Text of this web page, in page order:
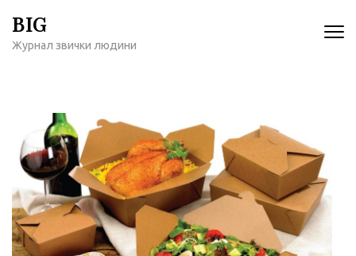
содержимому
BIG
Журнал звички людини